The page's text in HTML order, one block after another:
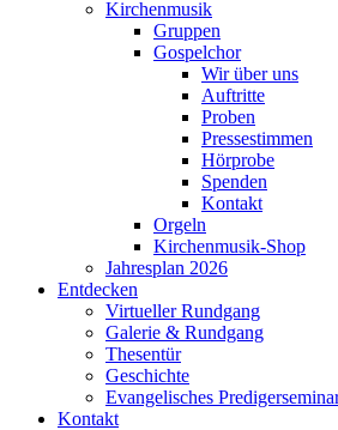
Kirchenmusik
Gruppen
Gospelchor
Wir über uns
Auftritte
Proben
Pressestimmen
Hörprobe
Spenden
Kontakt
Orgeln
Kirchenmusik-Shop
Jahresplan 2026
Entdecken
Virtueller Rundgang
Galerie & Rundgang
Thesentür
Geschichte
Evangelisches
Kontakt